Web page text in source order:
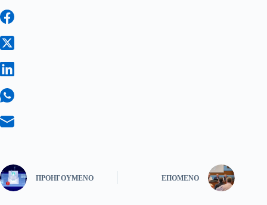
ΠΡΟΗΓΟΎΜΕΝΟ ΕΠΌΜΕΝΟ